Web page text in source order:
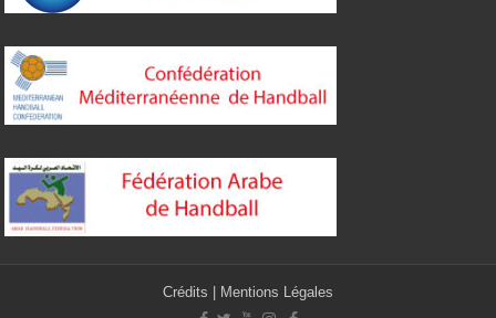
Crédits Mentions Légales